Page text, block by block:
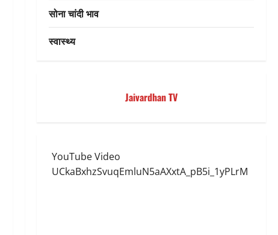
सोना चांदी भाव
स्वास्थ्य
Jaivardhan TV
YouTube Video
UCkaBxhzSvuqEmluN5aAXxtA_pB5i_1yPLrM